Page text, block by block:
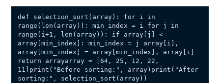
def selection_sort(array): for i in
range(len(array)): min_index = i for j in
range(i+1, len(array)): if array[j] <
array[min_index]: min_index = j array[i],
array[min_index] = array[min_index], array[i]
return arrayarray = [64, 25, 12, 22,
11]print("Before sorting:", array)print("After
sorting:", selection_sort(array))